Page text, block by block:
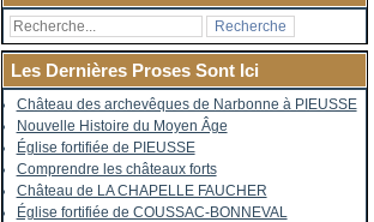
Les Dernières Proses Sont Ici
Château des archevêques de Narbonne à PIEUSSE
Nouvelle Histoire du Moyen Âge
Église fortifiée de PIEUSSE
Comprendre les châteaux forts
Château de LA CHAPELLE FAUCHER
Église fortifiée de COUSSAC-BONNEVAL